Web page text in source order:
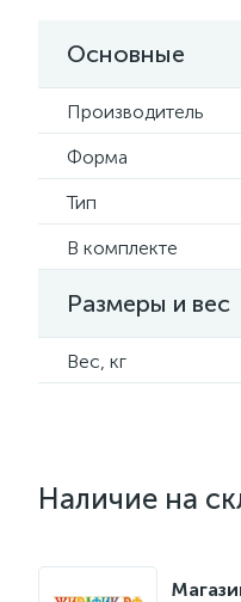
Основные
Производитель
Форма
Тип
В комплекте
Размеры и вес
Вес, кг
Наличие на